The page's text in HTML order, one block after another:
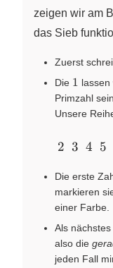
zeigen wir am
das Sieb
Zuerst
Die 1
1
Primzahl
Unsere
2 3 4 5
Die erste
markieren
einer Farbe.
Als
also die
jeden Fall